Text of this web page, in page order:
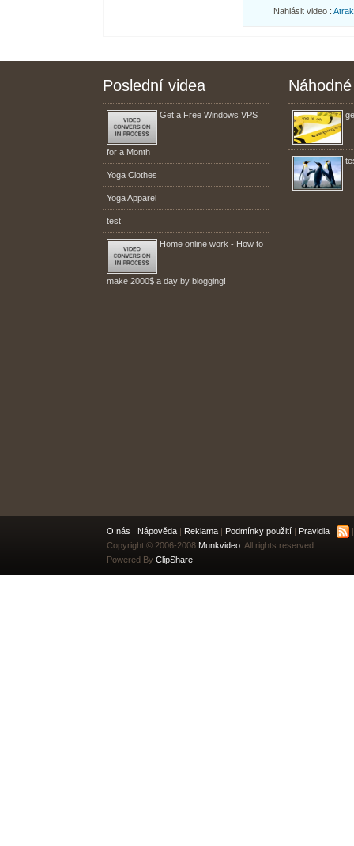
Nahlásit video :
Poslední videa
Get a Free Windows VPS
for a Month
Yoga Clothes
Yoga Apparel
test
Home online work - How to
make 2000$ a day by blogging!
O nás | Nápověda | Reklama | Podmínky použití | Pravidla |
Copyright © 2006-2008 Munkvideo . All rights reserved.
Powered By ClipShare